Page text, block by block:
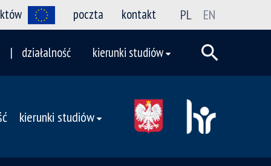
poczta kontakt PL EN
działalność kierunki studiów
kierunki studiów